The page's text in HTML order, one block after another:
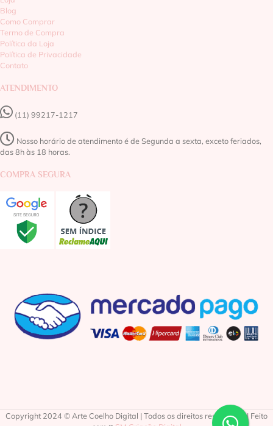
Blog
Como Comprar
Termo de Compra
Política da Loja
Política de Privacidade
Contato
ATENDIMENTO
(11) 99217-1217‬
Nosso horário de atendimento é de Segunda a sexta, exceto feriados,
das 8h às 18 horas.
COMPRA SEGURA
Copyright 2024 © Arte Coelho Digital | Todos os direitos reservados | Feito